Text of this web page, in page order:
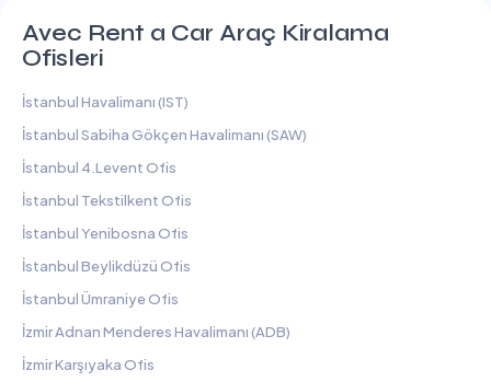
Avec Rent a Car Araç Kiralama
Ofisleri
İstanbul Havalimanı (IST)
İstanbul Sabiha Gökçen Havalimanı (SAW)
İstanbul 4.Levent Ofis
İstanbul Tekstilkent Ofis
İstanbul Yenibosna Ofis
İstanbul Beylikdüzü Ofis
İstanbul Ümraniye Ofis
İzmir Adnan Menderes Havalimanı (ADB)
İzmir Karşıyaka Ofis